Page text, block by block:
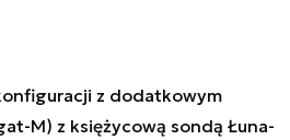
z dodatkowym
M) z księżycową sondą Łuna-